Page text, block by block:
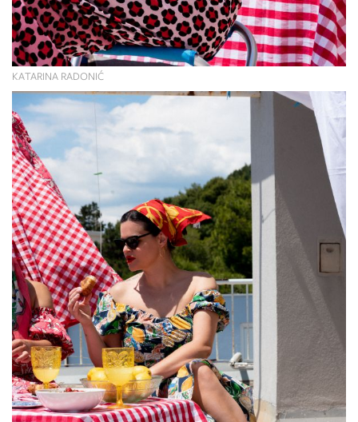
KATARINA RADONIĆ